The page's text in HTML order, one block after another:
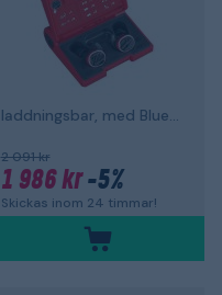
laddningsbar, med Bluetooth
2 091 kr
1 986 kr-5%
Skickas inom 24 timmar!